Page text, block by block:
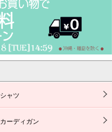
シャツ
カーディガン